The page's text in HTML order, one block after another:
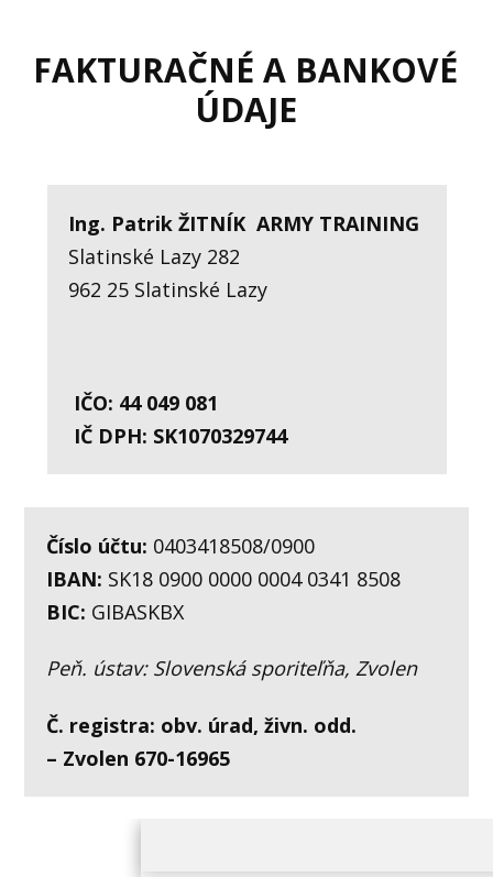
FAKTURAČNÉ A BANKOVÉ
ÚDAJE
Ing. Patrik ŽITNÍKARMY TRAINING
Slatinské Lazy 282
962 25 Slatinské Lazy
IČO: 44 049 081
IČ DPH: SK1070329744
Číslo účtu: 0403418508/0900
IBAN: SK18 0900 0000 0004 0341 8508
BIC: GIBASKBX
Peň. ústav: Slovenská sporiteľňa, Zvolen
Č. registra: obv. úrad, živn. odd.
– Zvolen 670-16965